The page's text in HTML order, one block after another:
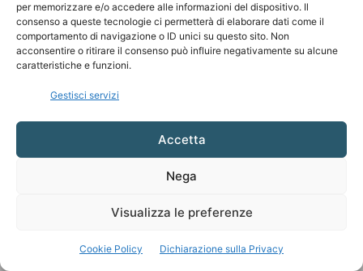
per memorizzare e/o accedere alle informazioni del dispositivo. Il
consenso a queste tecnologie ci permetterà di elaborare dati come il
comportamento di navigazione o ID unici su questo sito. Non
acconsentire o ritirare il consenso può influire negativamente su alcune
caratteristiche e funzioni.
Gestisci servizi
Accetta
Nega
Visualizza le preferenze
Cookie Policy Dichiarazione sulla Privacy
SEGUICI